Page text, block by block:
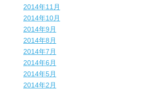
2014年11月
2014年10月
2014年9月
2014年8月
2014年7月
2014年6月
2014年5月
2014年2月